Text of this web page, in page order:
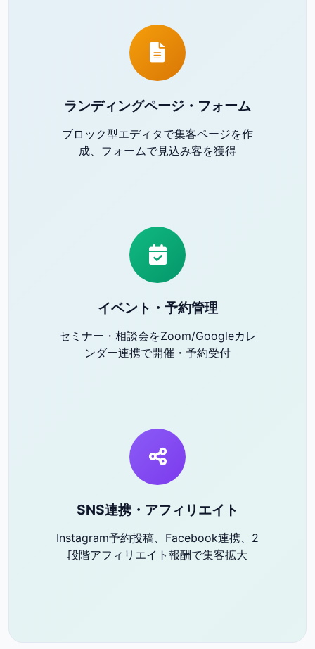
ランディングページ・フォーム
ブロック型エディタで集客ページを作
成、フォームで見込み客を獲得
イベント・予約管理
セミナー・相談会をZoom/Googleカレ
ンダー連携で開催・予約受付
SNS連携・アフィリエイト
Instagram予約投稿、Facebook連携、2
段階アフィリエイト報酬で集客拡大